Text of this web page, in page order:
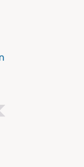
von 5